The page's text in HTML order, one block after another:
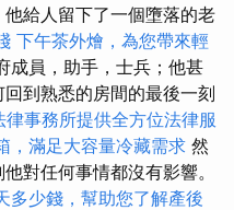
給人留下了一個墮落的老
下午茶外燴，為您帶來輕
成員，助手，士兵；他甚
到熟悉的房間的最後一刻
律事務所提供全方位法律服
，滿足大容量冷藏需求 然
對任何事情都沒有影響。
多少錢，幫助您了解產後